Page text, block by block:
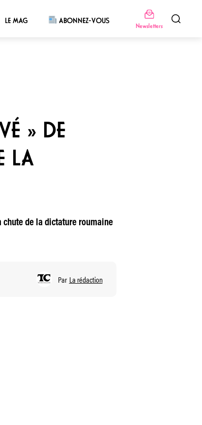
LE MAG ABONNEZ-VOUS
Newsletters
» DE
LA
chute de la dictature roumaine
Par La rédaction